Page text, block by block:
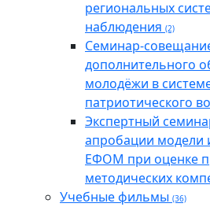
региональных
наблюдения (2)
Семинар-
дополнительного
молодёжи в
патриотического
Экспертный
апробации модели
ЕФОМ при оценке
методических
Учебные фильмы (36)